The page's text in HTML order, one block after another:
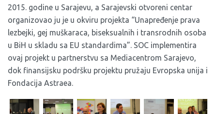
2015. godine u Sarajevu, a Sarajevski otvoreni centar
organizovao ju je u okviru projekta “Unapređenje prava
lezbejki, gej muškaraca, biseksualnih i transrodnih osoba
u BiH u skladu sa EU standardima”. SOC implementira
ovaj projekt u partnerstvu sa Mediacentrom Sarajevo,
dok finansijsku podršku projektu pružaju Evropska unija i
Fondacija Astraea.